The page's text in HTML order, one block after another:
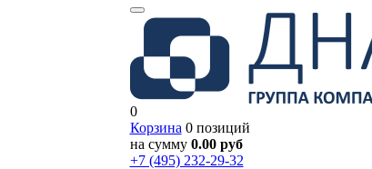
0
Корзина 0 позиций
на сумму 0.00 руб
+7 (495) 232-29-32